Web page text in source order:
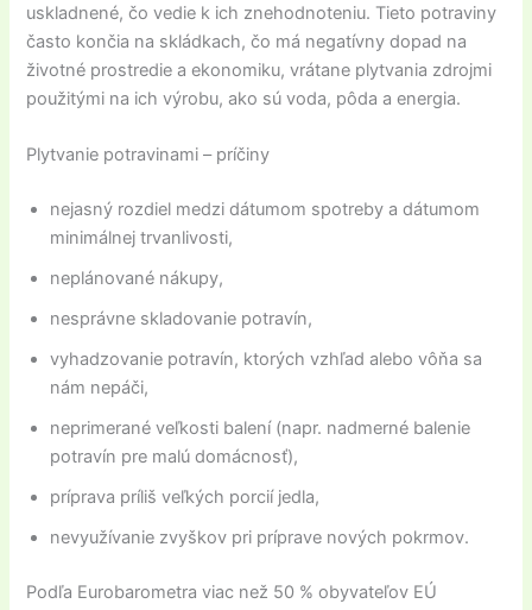
uskladnené, čo vedie k ich znehodnoteniu. Tieto potraviny
často končia na skládkach, čo má negatívny dopad na
životné prostredie a ekonomiku, vrátane plytvania zdrojmi
použitými na ich výrobu, ako sú voda, pôda a energia.
Plytvanie potravinami – príčiny
nejasný rozdiel medzi dátumom spotreby a dátumom
minimálnej trvanlivosti,
neplánované nákupy,
nesprávne skladovanie potravín,
vyhadzovanie potravín, ktorých vzhľad alebo vôňa sa
nám nepáči,
neprimerané veľkosti balení (napr. nadmerné balenie
potravín pre malú domácnosť),
príprava príliš veľkých porcií jedla,
nevyužívanie zvyškov pri príprave nových pokrmov.
Podľa Eurobarometra viac než 50 % obyvateľov EÚ